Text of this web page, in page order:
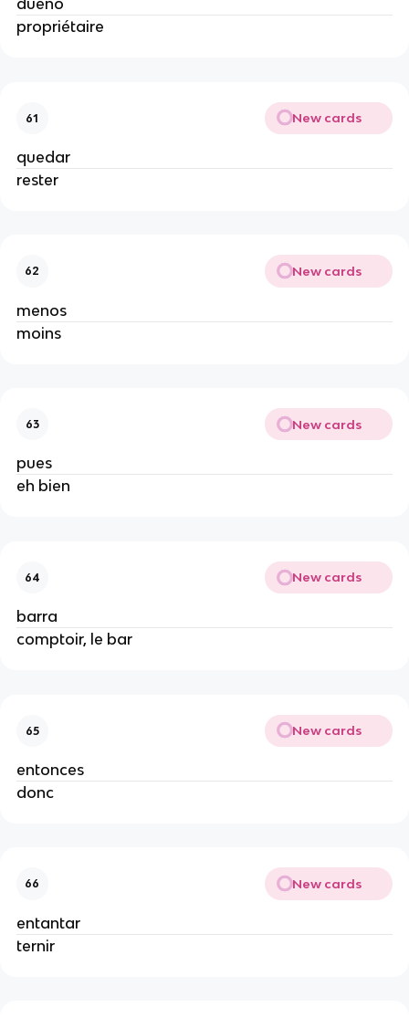
dueño
propriétaire
61 New cards
quedar
rester
62 New cards
menos
moins
63 New cards
pues
eh bien
64 New cards
barra
comptoir, le bar
65 New cards
entonces
donc
66 New cards
entantar
ternir